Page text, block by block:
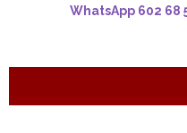
WhatsApp 602 68